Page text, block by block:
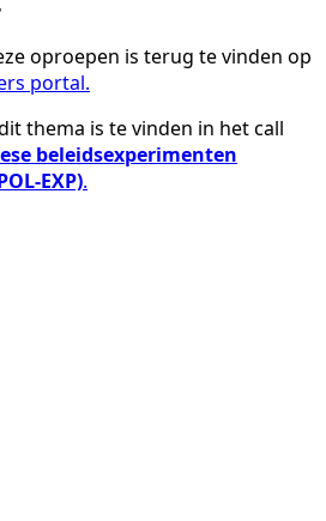
oproepen is terug te vinden op
portal.
thema is te vinden in het call
beleidsexperimenten
EXP).